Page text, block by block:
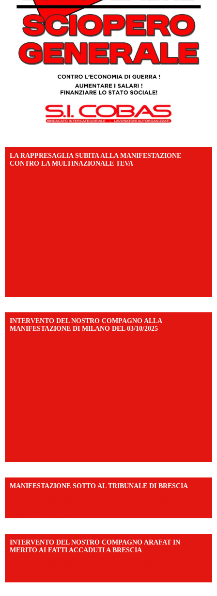
LA RAPPRESAGLIA SUBITA ALLA MANIFESTAZIONE
CONTRO LA MULTINAZIONALE TEVA
INTERVENTO DEL NOSTRO COMPAGNO ALLA
MANIFESTAZIONE DI MILANO DEL 03/10/2025
MANIFESTAZIONE SOTTO AL TRIBUNALE DI BRESCIA
INTERVENTO DEL NOSTRO COMPAGNO ARAFAT IN
MERITO AI FATTI ACCADUTI A BRESCIA